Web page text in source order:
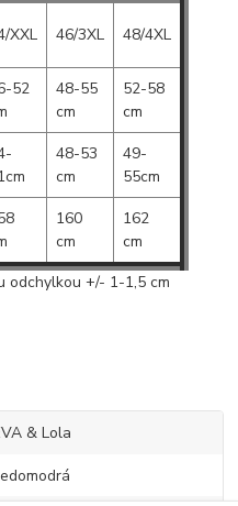
XXL 46/3XL 48/4XL
52
48-55
cm
52-58
cm
48-53
cm
49-
55cm
160
cm
162
cm
odchylkou +/- 1-1,5 cm
& Lola